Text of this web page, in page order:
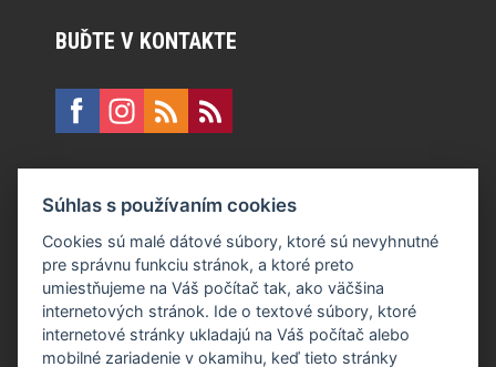
BUĎTE V KONTAKTE
E:recepcia@formfactory.sk
Form Factory Slovakia s.r.o., Ružová dolina 480/6, 821 08
Bratislava
Za publikovaný obsah sú zodpovední jednotliví autori.
Súhlas s používaním cookies
Cookies sú malé dátové súbory, ktoré sú nevyhnutné
pre správnu funkciu stránok, a ktoré preto
umiestňujeme na Váš počítač tak, ako väčšina
internetových stránok. Ide o textové súbory, ktoré
internetové stránky ukladajú na Váš počítač alebo
mobilné zariadenie v okamihu, keď tieto stránky